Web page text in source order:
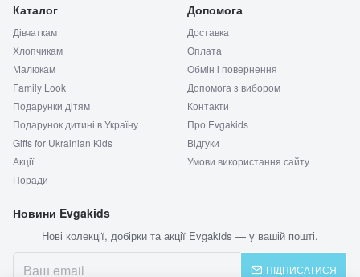
Каталог
Дівчаткам
Хлопчикам
Малюкам
Family Look
Подарунки дітям
Подарунок дитині в Україну
Gifts for Ukrainian Kids
Акції
Поради
Допомога
Доставка
Оплата
Обмін і повернення
Допомога з вибором
Контакти
Про Evgakids
Відгуки
Умови використання сайту
Новини Evgakids
Нові колекції, добірки та акції Evgakids — у вашій пошті.
ПІДПИСАТИСЯ